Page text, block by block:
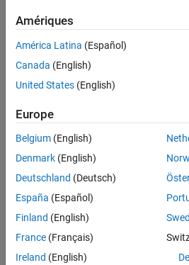
Actuellement,
aucune
offre
d'emploi
correspondant
à vos
critères
de
recherche.
Vous
pouvez
élargir
votre
recherche
Amériques
América Latina (Español)
Canada (English)
United States (English)
Europe
Belgium (English)
Denmark (English)
Deutschland (Deutsch)
España (Español)
Finland (English)
France (Français)
Ireland (English)